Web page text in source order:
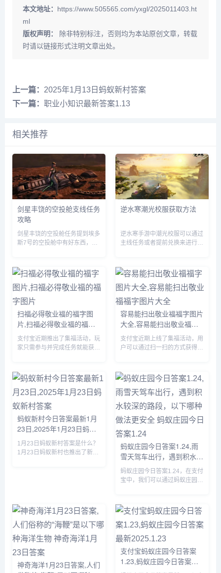
本文地址： https://www.505565.com/yxgl/2025011403.ht
ml
版权声明：
除非特别标注，否则均为本站原创文章，转载
时请以链接形式注明文章出处。
上一篇： 2025年1月13日蚂蚁新村答案
下一篇： 职业小知识最新答案1.13
相关推荐
剑星丰饶的空投舱支线任务
攻略
剑星丰饶的空投舱任务提到埃多
斯7号的空投舱中有好东西，先
斯7号找到空投舱，但是等我们
达到的时候里面已经没啥好东西
了。...
逆水寒潮光校服获取方法
逆水寒手游中潮光校服可以通过
主线任务或者提前兑换来进行获
么获得，下面小编就为大家带来
具体的方法，有需要的自行查看
吧。...
扫福必得敬业福的福字图
片,扫福必得敬业福的福字
图片
支付宝近期推出了集福活动，玩
家只需参与并完成任务就能获得
面小编将为大家详细介绍一下，
感兴趣的可以接着往下看。...
容易能扫出敬业福福字图片
大全,容易能扫出敬业福福
字图片大全
支付宝近期上线了集福活动，用
户可以通过扫一扫的方式获得福
小编将为大家详细介绍一下，有
需要的小伙伴赶紧来看看吧。...
蚂蚁新村今日答案最新1月
23日,2025年1月23日蚂蚁
新村答案
1月23日蚂蚁新村答案是什么？
1月23日蚂蚁新村也推出了新的
蚂蚁庄园今日答案1.24,雨
雪天驾车出行，遇到积水较
深的路段，以下哪种做法更
安全 蚂蚁庄园今日答案
蚂蚁庄园今日答案1.24，在支付
宝中，我们可以通过蚂蚁庄园回
鸡，那么蚂蚁庄园今日答案1.24
是什么，下面一起来看看吧。...
神奇海洋1月23日答案,人们
支付宝蚂蚁庄园今日答案
1.23,蚂蚁庄园今日答案最